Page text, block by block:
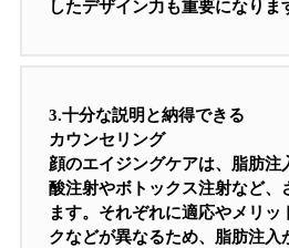
したデザイン力も重要になりま
3.十分な説明と納得できる
カウンセリング
顔のエイジングケアは、脂肪注
酸注射やボトックス注射など、
ます。それぞれに適応やメリッ
クなどが異なるため、脂肪注入